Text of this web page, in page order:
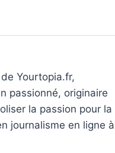
Yourtopia.fr,
passionné, originaire
la passion pour la
journalisme en ligne à